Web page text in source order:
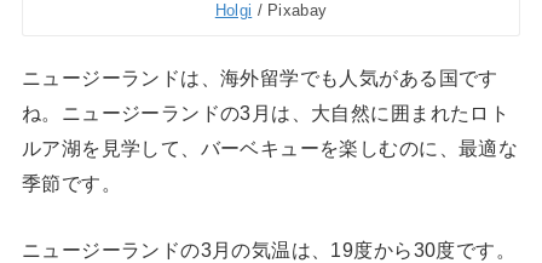
Holgi / Pixabay
ニュージーランドは、海外留学でも人気がある国です
ね。ニュージーランドの3月は、大自然に囲まれたロト
ルア湖を見学して、バーベキューを楽しむのに、最適な
季節です。
ニュージーランドの3月の気温は、19度から30度です。